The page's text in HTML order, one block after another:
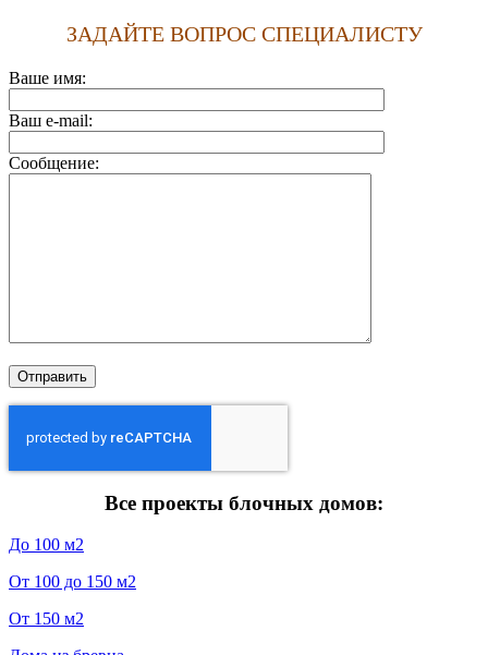
ЗАДАЙТЕ ВОПРОС СПЕЦИАЛИСТУ
Ваше имя:
Ваш e-mail:
Сообщение:
Все проекты блочных домов:
До 100 м2
От 100 до 150 м2
От 150 м2